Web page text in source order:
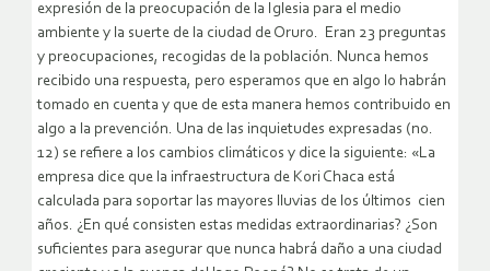
expresión de la preocupación de la Iglesia para el medio
ambiente y la suerte de la ciudad de Oruro. Eran 23 preguntas
y preocupaciones, recogidas de la población. Nunca hemos
recibido una respuesta, pero esperamos que en algo lo habrán
tomado en cuenta y que de esta manera hemos contribuido en
algo a la prevención. Una de las inquietudes expresadas (no.
12) se refiere a los cambios climáticos y dice la siguiente: «La
empresa dice que la infraestructura de Kori Chaca está
calculada para soportar las mayores lluvias de los últimos cien
años. ¿En qué consisten estas medidas extraordinarias? ¿Son
suficientes para asegurar que nunca habrá daño a una ciudad